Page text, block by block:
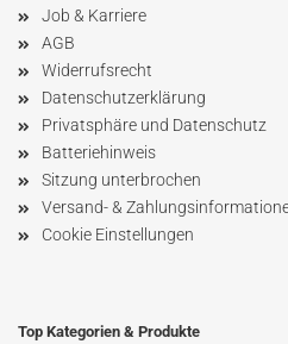
Job & Karriere
AGB
Widerrufsrecht
Datenschutzerklärung
Privatsphäre und Datenschutz
Batteriehinweis
Sitzung unterbrochen
Versand- &
Cookie Einstellungen
Top Kategorien & Produkte